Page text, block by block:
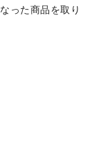
った商品を取り